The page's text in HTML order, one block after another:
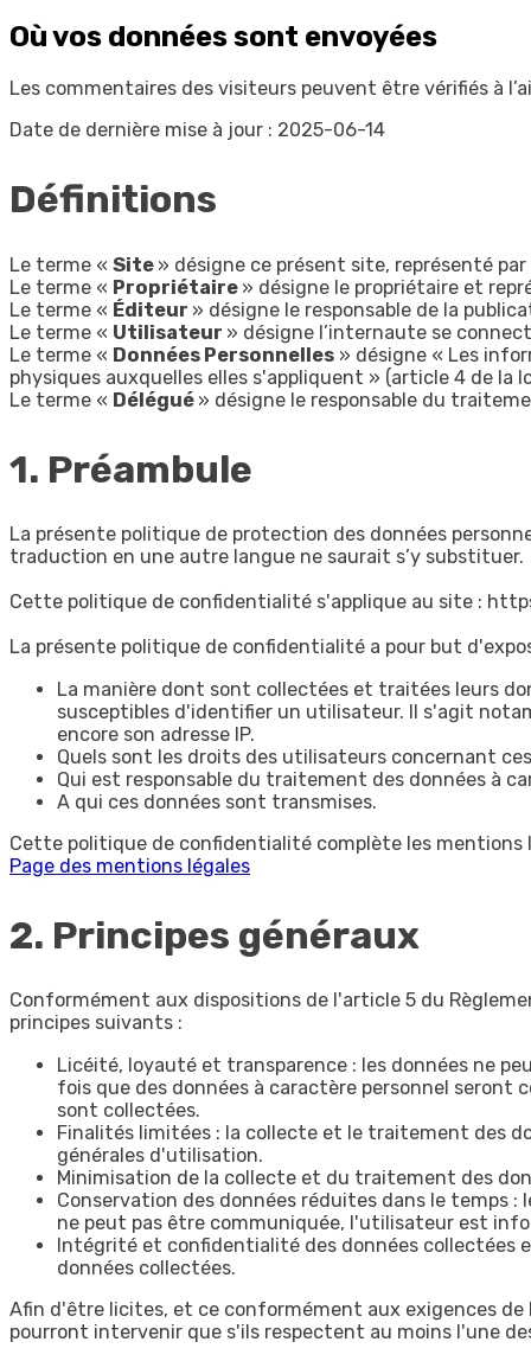
Où vos données sont envoyées
Les commentaires des visiteurs peuvent être vérifiés à
Date de dernière mise à jour : 2025-06-14
Définitions
Le terme « Site » désigne ce présent site, représenté
Le terme « Propriétaire » désigne le propriétaire et
Le terme « Éditeur » désigne le responsable de la
Le terme « Utilisateur » désigne l’internaute se
Le terme « Données Personnelles » désigne « Les
physiques auxquelles elles s'appliquent » (article 4 de la
Le terme « Délégué » désigne le responsable du
1. Préambule
La présente politique de protection des données
traduction en une autre langue ne saurait s’y substituer.
Cette politique de confidentialité s'applique au site :
La présente politique de confidentialité a pour but
La manière dont sont collectées et traitées leurs
susceptibles d'identifier un utilisateur. Il s'agit
encore son adresse IP.
Quels sont les droits des utilisateurs concernant
Qui est responsable du traitement des données à
A qui ces données sont transmises.
Cette politique de confidentialité complète les
Page des mentions légales
2. Principes généraux
Conformément aux dispositions de l'article 5 du
principes suivants :
Licéité, loyauté et transparence : les données ne
fois que des données à caractère personnel seront
sont collectées.
Finalités limitées : la collecte et le traitement des
générales d'utilisation.
Minimisation de la collecte et du traitement des
Conservation des données réduites dans le temps
ne peut pas être communiquée, l'utilisateur est
Intégrité et confidentialité des données collectées
données collectées.
Afin d'être licites, et ce conformément aux exigences
pourront intervenir que s'ils respectent au moins l'une